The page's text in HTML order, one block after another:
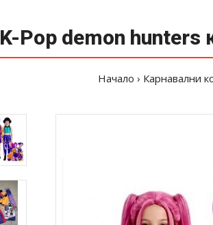
K-Pop demon
Начало Карнавални